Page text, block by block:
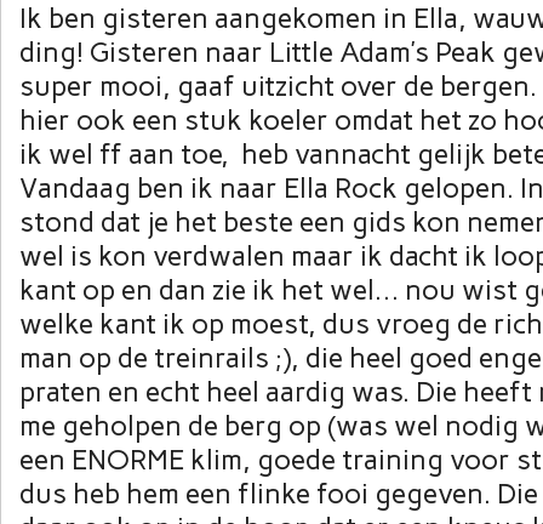
Ik ben gisteren aangekomen in Ella,
ding! Gisteren naar Little Adam’s Peak
super mooi, gaaf uitzicht over de
hier ook een stuk koeler omdat het zo
ik wel ff aan toe, heb vannacht gelijk
Vandaag ben ik naar Ella Rock gelopen.
stond dat je het beste een gids kon
wel is kon verdwalen maar ik dacht ik
kant op en dan zie ik het wel… nou wist
welke kant ik op moest, dus vroeg de
man op de treinrails ;), die heel goed
praten en echt heel aardig was. Die heeft
me geholpen de berg op (was wel nodig
een ENORME klim, goede training voor
dus heb hem een flinke fooi gegeven.